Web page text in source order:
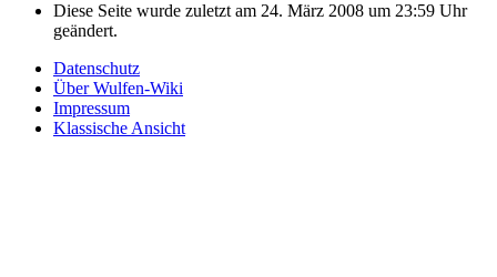
Diese Seite wurde zuletzt am 24. März 2008 um 23:59 Uhr
geändert.
Datenschutz
Über Wulfen-Wiki
Impressum
Klassische Ansicht